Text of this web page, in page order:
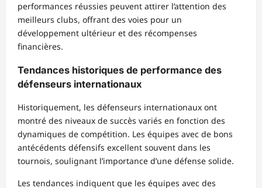
performances réussies peuvent attirer l’attention des
meilleurs clubs, offrant des voies pour un
développement ultérieur et des récompenses
financières.
Tendances historiques de performance des
défenseurs internationaux
Historiquement, les défenseurs internationaux ont
montré des niveaux de succès variés en fonction des
dynamiques de compétition. Les équipes avec de bons
antécédents défensifs excellent souvent dans les
tournois, soulignant l’importance d’une défense solide.
Les tendances indiquent que les équipes avec des